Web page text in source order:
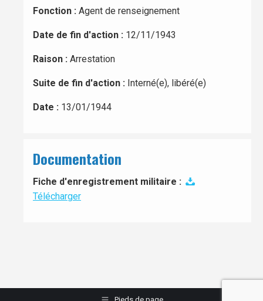
Fonction : Agent de renseignement
Date de fin d'action : 12/11/1943
Raison : Arrestation
Suite de fin d'action : Interné(e), libéré(e)
Date : 13/01/1944
Documentation
Fiche d'enregistrement militaire :
Télécharger